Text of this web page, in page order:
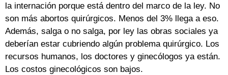
la internación porque está dentro del marco de la ley. No
son más abortos quirúrgicos. Menos del 3% llega a eso.
Además, salga o no salga, por ley las obras sociales ya
deberían estar cubriendo algún problema quirúrgico. Los
recursos humanos, los doctores y ginecólogos ya están.
Los costos ginecológicos son bajos.